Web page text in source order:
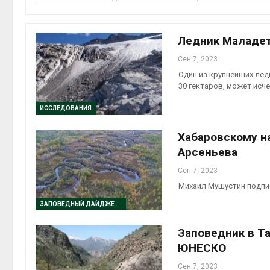
ИССЛЕДОВАНИЯ
Ледник
Сен 7, 2023
Один из крупнейших
30 гектаров, может
ЗАПОВЕДНЫЙ ДАЙДЖЕСТ
Хабаровскому
Арсеньева
Сен 7, 2023
Михаил Мушустин
Заповедник в
ЮНЕСКО
Сен 7, 2023
Авг 7,